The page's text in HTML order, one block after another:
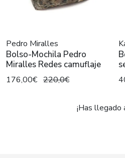
Pedro Miralles
Bolso-Mochila Pedro
Miralles Redes camuflaje
176,00€ 220,0€
¡Has llegado